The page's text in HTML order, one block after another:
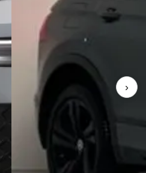
€ 35.950
v.a. € 762/mnd
Marktconform
2022 · 56.082 km · Hybride ·
Auto Feitsma
Bekijk aanbieding →
›